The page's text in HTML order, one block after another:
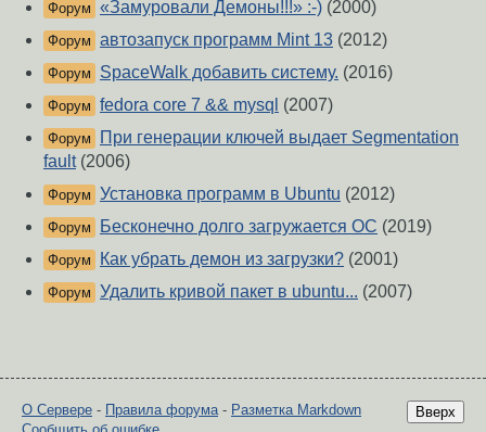
Форум «Замуровали Демоны!!!» :-) (2000)
Форум автозапуск программ Mint 13 (2012)
Форум SpaceWalk добавить систему. (2016)
Форум fedora core 7 && mysql (2007)
Форум
При генерации ключей выдает Segmentation
fault(2006)
Форум Установка программ в Ubuntu (2012)
Форум Бесконечно долго загружается ОС (2019)
Форум Как убрать демон из загрузки? (2001)
Форум Удалить кривой пакет в ubuntu... (2007)
Вверх
О Сервере - Правила форума- Разметка Markdown